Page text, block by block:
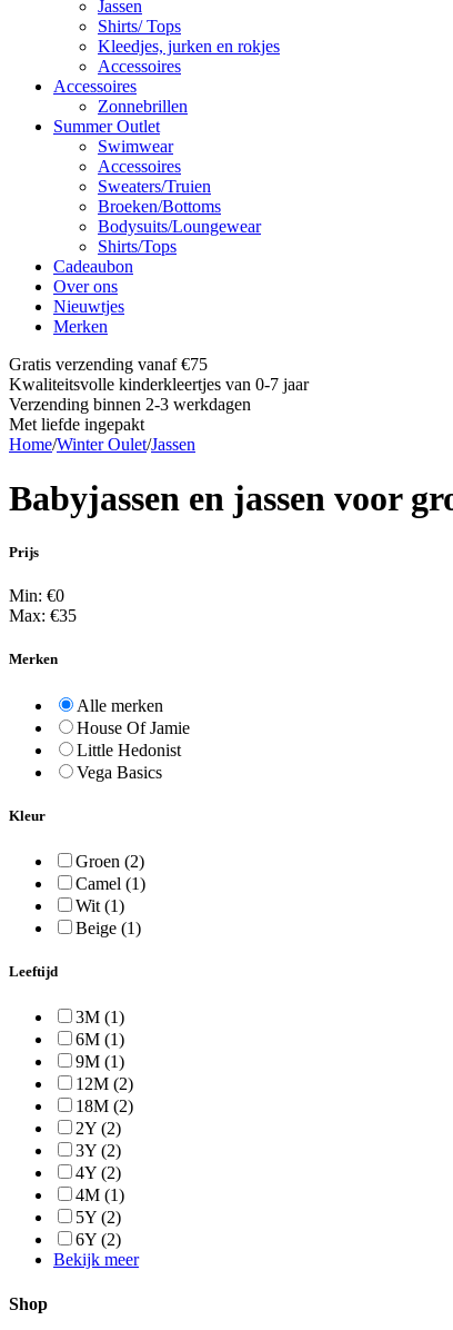
Jassen
Shirts/ Tops
Kleedjes, jurken en rokjes
Accessoires
Accessoires
Zonnebrillen
Summer Outlet
Swimwear
Accessoires
Sweaters/Truien
Broeken/Bottoms
Bodysuits/Loungewear
Shirts/Tops
Cadeaubon
Over ons
Nieuwtjes
Merken
Gratis verzending vanaf €75
Kwaliteitsvolle kinderkleertjes van 0-7 jaar
Verzending binnen 2-3 werkdagen
Met liefde ingepakt
Home/Winter Oulet/Jassen
Babyjassen en jassen voor
Prijs
Min: €0
Max: €35
Merken
Alle merken
House Of Jamie
Little Hedonist
Vega Basics
Kleur
Groen (2)
Camel (1)
Wit (1)
Beige (1)
Leeftijd
3M (1)
6M (1)
9M (1)
12M (2)
18M (2)
2Y (2)
3Y (2)
4Y (2)
4M (1)
5Y (2)
6Y (2)
Bekijk meer
Shop